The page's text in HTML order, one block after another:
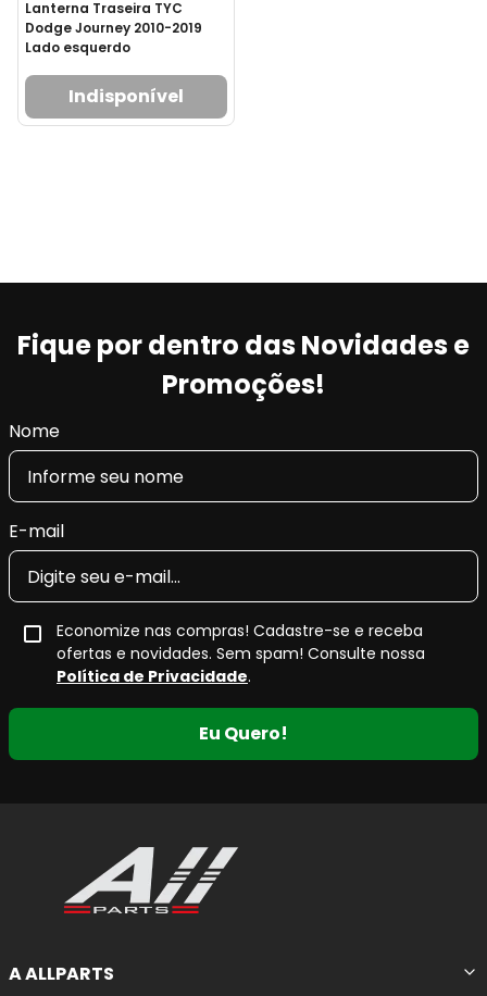
Lanterna Traseira TYC
Dodge Journey 2010-2019
Lado esquerdo
Indisponível
Fique por dentro das Novidades e
Promoções!
Nome
E-mail
Economize nas compras! Cadastre-se e receba
ofertas e novidades. Sem spam! Consulte nossa
Política de Privacidade.
Eu Quero!
A ALLPARTS